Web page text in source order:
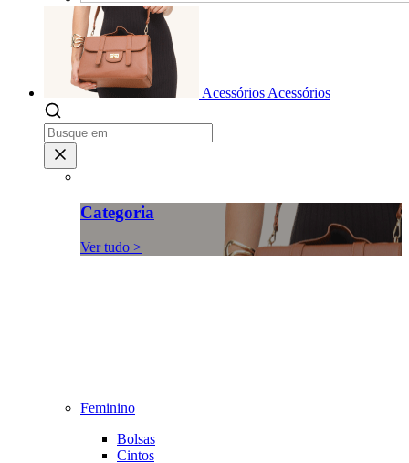
Acessórios Acessórios
Categoria
Ver tudo >
Feminino
Bolsas
Cintos